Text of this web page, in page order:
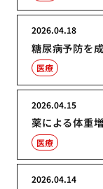
糖尿病予防を
2026.04.18
医療
薬による体重
2026.04.15
医療
2026.04.14